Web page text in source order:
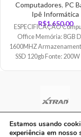
Computadores, PC
Ipê Informática
R$1.650,00
ESPECIFICAÇÃO
Office Memória: 8GB
1600MHZ
SSD 120gb Fonte: 200W
Estamos usando
experiência em nosso